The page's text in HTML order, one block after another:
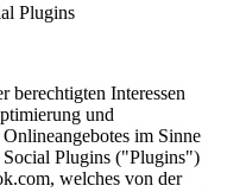
Plugins
berechtigten Interessen
und
im Sinne
Plugins ("Plugins")
welches von der